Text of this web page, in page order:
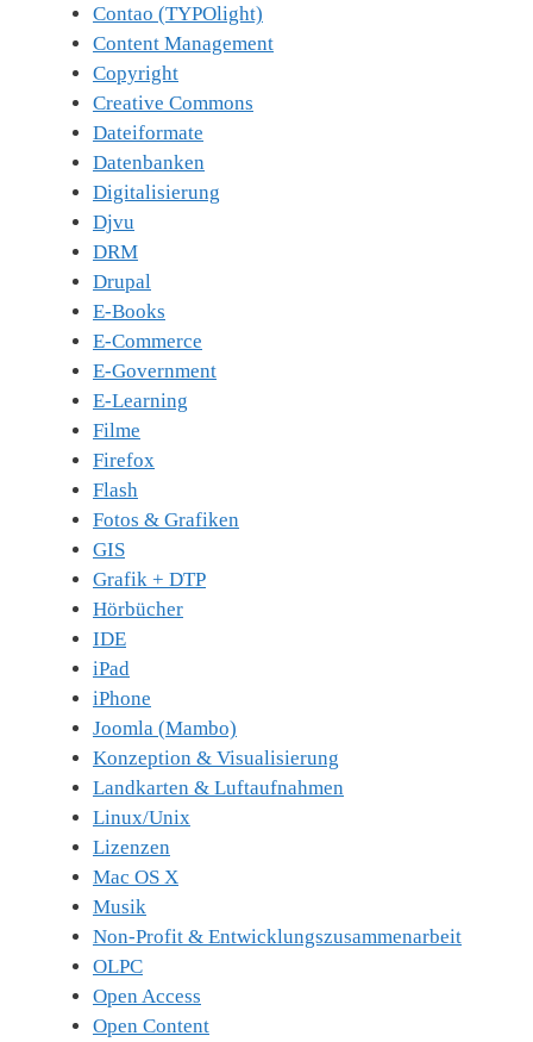
Contao (TYPOlight)
Content Management
Copyright
Creative Commons
Dateiformate
Datenbanken
Digitalisierung
Djvu
DRM
Drupal
E-Books
E-Commerce
E-Government
E-Learning
Filme
Firefox
Flash
Fotos & Grafiken
GIS
Grafik + DTP
Hörbücher
IDE
iPad
iPhone
Joomla (Mambo)
Konzeption & Visualisierung
Landkarten & Luftaufnahmen
Linux/Unix
Lizenzen
Mac OS X
Musik
Non-Profit & Entwicklungszusammenarbeit
OLPC
Open Access
Open Content